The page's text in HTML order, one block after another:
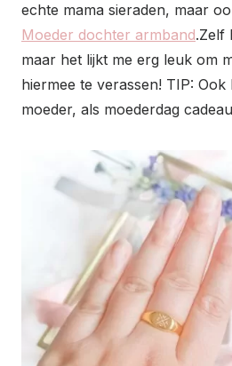
echte mama sieraden, maar
Moeder dochter armband.Zelf
maar het lijkt me erg leuk om
hiermee te verassen! TIP:
moeder, als moederdag